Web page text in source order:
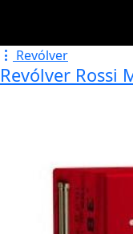
Revólver
Revólver Rossi